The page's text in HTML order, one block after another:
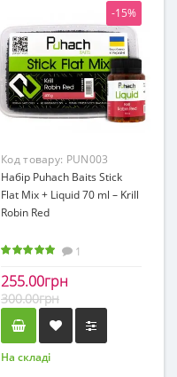
-15%
Код товару: PUN003
Набір Puhach Baits Stick
Flat Mix + Liquid 70 ml – Krill
Robin Red
1
255.00грн
300.00грн
На складі